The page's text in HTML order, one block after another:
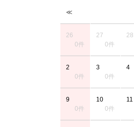
≪
26
0件
27
0件
28
2
0件
3
0件
4
9
0件
10
0件
11